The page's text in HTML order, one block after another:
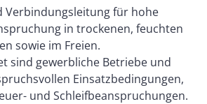
Verbindungsleitung für hohe
in trockenen, feuchten
sowie im Freien.
sind gewerbliche Betriebe und
Einsatzbedingungen,
und Schleifbeanspruchungen.